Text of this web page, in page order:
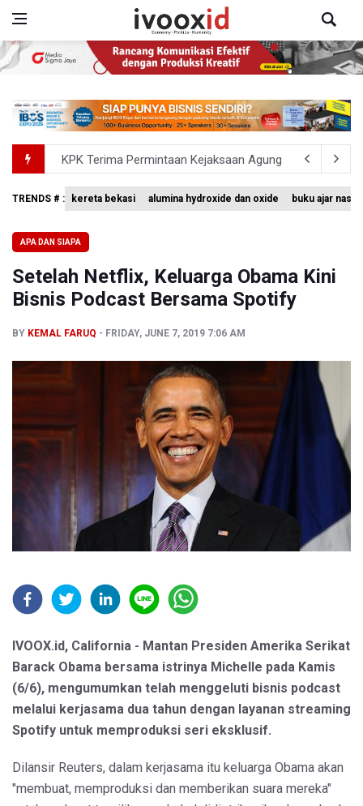
KPK Terima Permintaan Kejaksaan Agung Periksa
Kementerian ESDM Kaji Pengembangan PLTS
Penjelasan Kemenkes: Pasien BPJS Kesehatan Viral
Terkait Temuan 995 Pucuk Senjata, Yayasan Sekolah:
TRENDS # : kereta bekasi alumina hydroxide dan oxide buku ajar
APA DAN SIAPA
Setelah Netflix, Keluarga Obama Kini
Bisnis Podcast Bersama Spotify
BY KEMAL FARUQ FRIDAY, JUNE 7, 2019 7:06 AM
IVOOX.id, California - Mantan Presiden Amerika Serikat
Barack Obama bersama istrinya Michelle pada Kamis
(6/6), mengumumkan telah menggeluti bisnis podcast
melalui kerjasama dua tahun dengan layanan streaming
Spotify untuk memproduksi seri eksklusif.
Dilansir Reuters, dalam kerjasama itu keluarga Obama akan
"membuat, memproduksi dan memberikan suara mereka"